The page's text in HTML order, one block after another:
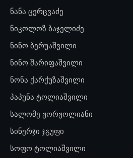
ნანა ცერცვაძე
ნიკოლოზ ბაჯელიძე
ნინო ბერუაშვილი
ნინო შარიფაშვილი
ნონა ქარქუზაშვილი
პაპუნა ტოლიაშვილი
სალომე ჟორჟოლიანი
სინერჯი ჯგუფი
სოფო ტოლიაშვილი